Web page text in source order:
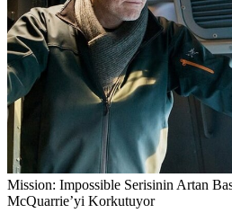
Mission: Impossible Serisinin Artan
McQuarrie’yi Korkutuyor